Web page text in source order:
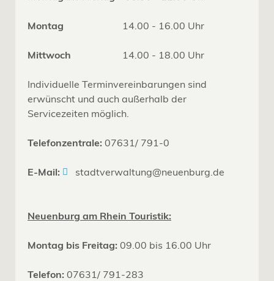
Montag 14.00 - 16.00 Uhr
Mittwoch 14.00 - 18.00 Uhr
Individuelle Terminvereinbarungen sind
erwünscht und auch außerhalb der
Servicezeiten möglich.
Telefonzentrale: 07631/ 791-0
E-Mail: stadtverwaltung@neuenburg.de
Neuenburg am Rhein Touristik:
Montag bis Freitag: 09.00 bis 16.00 Uhr
Telefon: 07631/ 791-283